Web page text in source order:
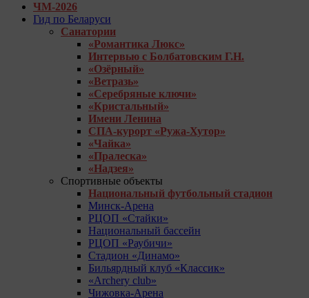
ЧМ-2026
Гид по Беларуси
Санатории
«Романтика Люкс»
Интервью с Болбатовским Г.Н.
«Озёрный»
«Ветразь»
«Серебряные ключи»
«Кристальный»
Имени Ленина
СПА-курорт «Ружа-Хутор»
«Чайка»
«Пралеска»
«Надзея»
Спортивные объекты
Национальный футбольный стадион
Минск-Арена
РЦОП «Стайки»
Национальный бассейн
РЦОП «Раубичи»
Стадион «Динамо»
Бильярдный клуб «Классик»
«Archery club»
Чижовка-Арена